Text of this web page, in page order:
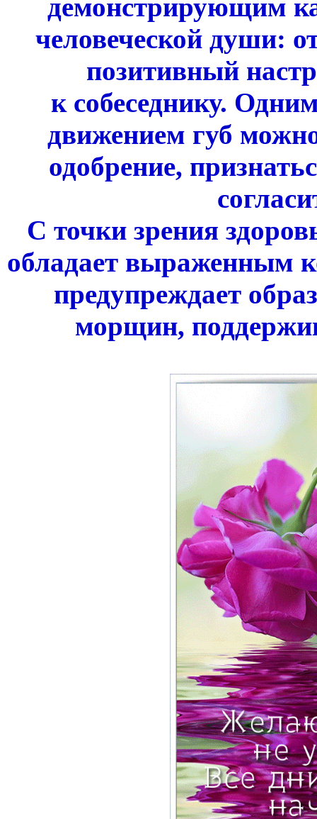
демонстрирующим
человеческой души:
позитивный
к собеседнику.
движением губ
одобрение,
С точки зрения
обладает выраженным
предупреждает
морщин,